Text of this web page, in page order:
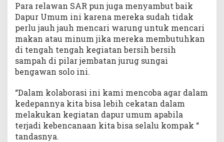
Para relawan SAR pun juga menyambut baik
Dapur Umum ini karena mereka sudah tidak
perlu jauh jauh mencari warung untuk mencari
makan atau minum jika mereka membutuhkan
di tengah tengah kegiatan bersih bersih
sampah di pilar jembatan jurug sungai
bengawan solo ini.
“Dalam kolaborasi ini kami mencoba agar dalam
kedepannya kita bisa lebih cekatan dalam
melakukan kegiatan dapur umum apabila
terjadi kebencanaan kita bisa selalu kompak “
tandasnya.